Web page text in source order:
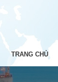
TRANG CHỦ